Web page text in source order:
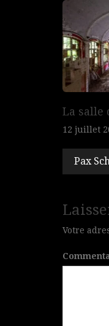
La salle
12 juillet
de
Pax
Votre